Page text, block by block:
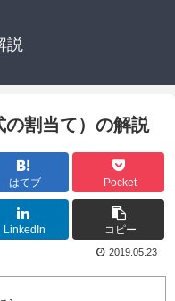
説
割当て）の解説
はてブ Pocket
LinkedIn コピー
2019.05.23